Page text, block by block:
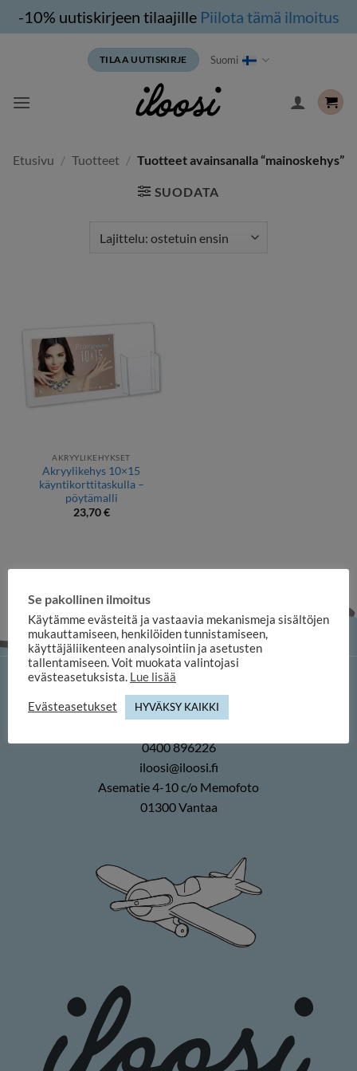
-10% uutiskirjeen tilaajille Piilota tämä ilmoitus
TILAA UUTISKIRJE Suomi
Etusivu / Tuotteet / Tuotteet avainsanalla “mainoskehys”
SUODATA
AKRYYLIKEHYKSET
Akryylikehys 10×15
käyntikorttitaskulla –
pöytämalli
23,70€
0400 896226
iloosi@iloosi.fi
Asematie 4-10 c/o Memofoto
01300 Vantaa
Se pakollinen ilmoitus
Käytämme evästeitä ja vastaavia mekanismeja sisältöjen
mukauttamiseen, henkilöiden tunnistamiseen,
käyttäjäliikenteen analysointiin ja asetusten
tallentamiseen. Voit muokata valintojasi
evästeasetuksista. Lue lisää
Evästeasetukset HYVÄKSY KAIKKI